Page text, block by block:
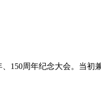
150周年纪念大会。当